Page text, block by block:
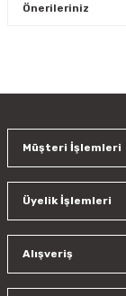
Önerileriniz
Ürün resmi
Ürün bilgilerinde
Bu ürüne benzer
Müşteri İşlemleri
Üyelik İşlemleri
Alışveriş